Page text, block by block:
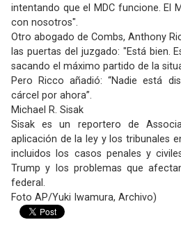
intentando que el MDC funcione. El
con nosotros".
Otro abogado de Combs, Anthony
las puertas del juzgado: "Está bien.
sacando el máximo partido de la
Pero Ricco añadió: “Nadie está
cárcel por ahora”.
Michael R. Sisak
Sisak es un reportero de
aplicación de la ley y los tribunales
incluidos los casos penales y
Trump y los problemas que
federal.
Foto AP/Yuki Iwamura, Archivo)